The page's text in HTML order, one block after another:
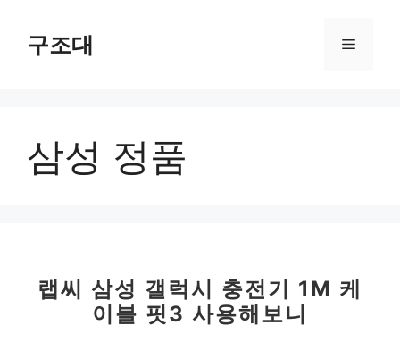
구조대 메
삼성 정품
랩씨 삼성 갤럭시 충전기 1M 케
이블 핏3 사용해보니